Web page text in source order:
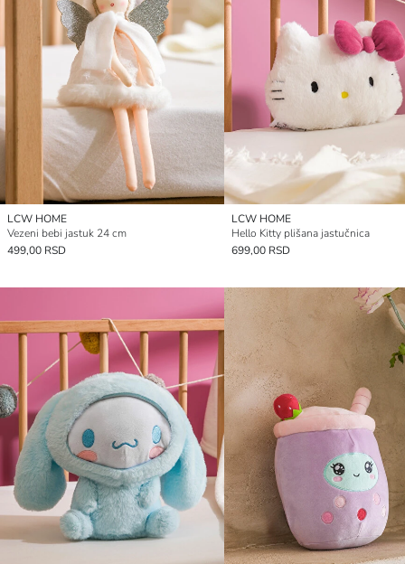
LCW HOME
Vezeni bebi jastuk 24 cm
499,00 RSD
LCW HOME
Hello Kitty plišana jastučnica
699,00 RSD